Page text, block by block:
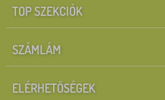
TOP SZEKCIÓK
SZÁMLÁM
ELÉRHETŐSÉGEK